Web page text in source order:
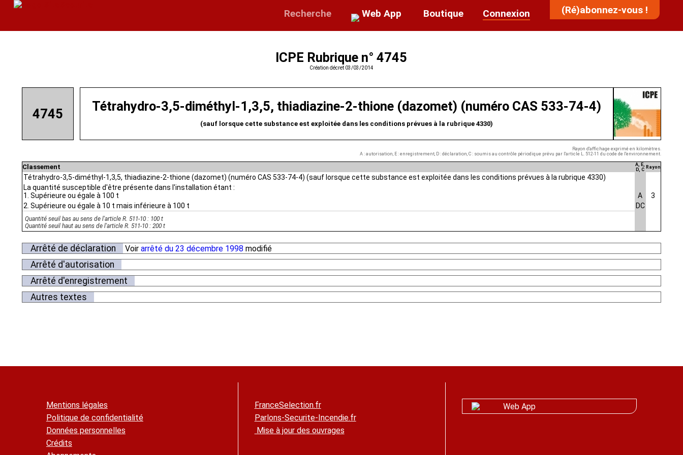
Recherche Web App Boutique Connexion (Ré)abonnez-vous !
ICPE Rubrique n° 4745
Création décret 03/03/2014
4745 Tétrahydro-3,5-diméthyl-1,3,5, thiadiazine-2-thione (dazomet) (numéro CAS 533-74-4)
(sauf lorsque cette substance est exploitée dans les conditions prévues à la rubrique 4330)
Rayon d'affichage exprimé en kilomètres.
A : autorisation, E : enregistrement, D : déclaration, C : soumis au contrôle périodique prévu par l'article L. 512-11 du code de l'environnement.
Classement
A, E,
D, C Rayon
Tétrahydro-3,5-diméthyl-1,3,5, thiadiazine-2-thione (dazomet) (numéro CAS 533-74-4) (sauf lorsque cette substance est exploitée dans les conditions prévues à la rubrique 4330)
La quantité susceptible d'être présente dans l'installation étant :
1. Supérieure ou égale à 100 t
A
3
2. Supérieure ou égale à 10 t mais inférieure à 100 t
DC
Quantité seuil bas au sens de l'article R. 511-10 : 100 t
Quantité seuil haut au sens de l'article R. 511-10 : 200 t
Arrêté de déclaration Voir arrêté du 23 décembre 1998modifié
Arrêté d'autorisation
Arrêté d'enregistrement
Autres textes
Mentions légales
Politique de confidentialité
Données personnelles
Crédits
FranceSelection.fr
Parlons-Securite-Incendie.fr
Mise à jour des ouvrages
Web App